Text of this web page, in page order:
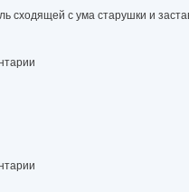
сходящей с ума старушки и